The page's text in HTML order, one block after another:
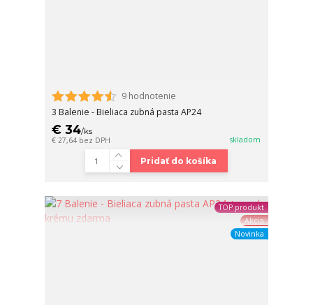
9 hodnotenie
3 Balenie - Bieliaca zubná pasta AP24
€ 34/ks
€ 27,64 bez DPH skladom
Pridať do košíka
TOP produkt
Akcia
Novinka